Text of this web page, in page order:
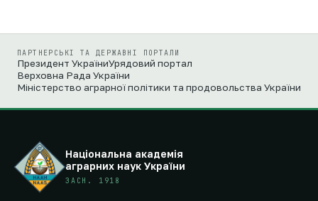
ПАРТНЕРСЬКІ ТА ДЕРЖАВНІ ПОРТАЛИ
Президент УкраїниУрядовий портал
Верховна Рада України
Міністерство аграрної політики та продовольства України
Національна академія
аграрних наук України
ЗАСН. 1918